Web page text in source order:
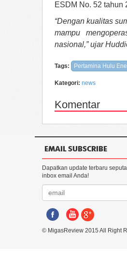
ESDM No. 52 tahun
“Dengan kualitas
mampu
nasional,” ujar
Tags: Pertamina Hulu
Kategori: news
Komentar
EMAIL SUBSCRIBE
Dapatkan update terbaru
inbox email Anda!
© MigasReview 2015 All Right